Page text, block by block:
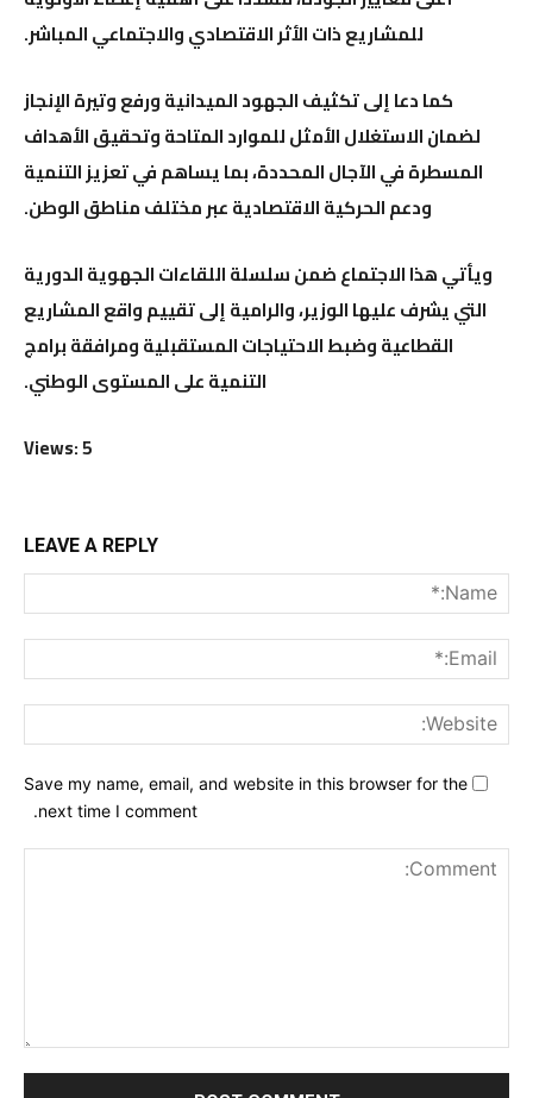
للمشاريع ذات الأثر الاقتصادي والاجتماعي المباشر.
كما دعا إلى تكثيف الجهود الميدانية ورفع وتيرة الإنجاز
لضمان الاستغلال الأمثل للموارد المتاحة وتحقيق الأهداف
المسطرة في الآجال المحددة، بما يساهم في تعزيز التنمية
ودعم الحركية الاقتصادية عبر مختلف مناطق الوطن.
ويأتي هذا الاجتماع ضمن سلسلة اللقاءات الجهوية الدورية
التي يشرف عليها الوزير، والرامية إلى تقييم واقع المشاريع
القطاعية وضبط الاحتياجات المستقبلية ومرافقة برامج
التنمية على المستوى الوطني.
Views: 5
LEAVE A REPLY
Save my name, email, and website in this browser for the
next time I comment.